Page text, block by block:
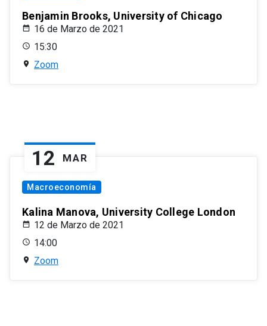
Benjamin Brooks, University of Chicago
16 de Marzo de 2021
15:30
Zoom
12 MAR
Macroeconomía
Kalina Manova, University College London
12 de Marzo de 2021
14:00
Zoom